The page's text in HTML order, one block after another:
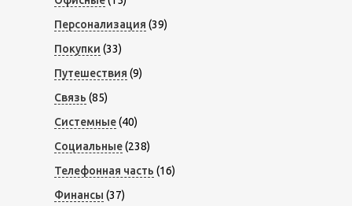
Персонализация (39)
Покупки (33)
Путешествия (9)
Связь (85)
Системные(40)
Социальные(238)
Телефонная часть (16)
Финансы (37)